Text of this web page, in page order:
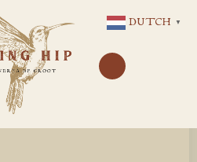
NAAR
DE
INHOUD
DUTCH ▼